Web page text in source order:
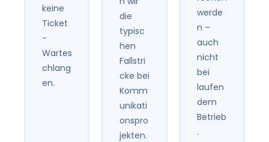
keine
Ticket
-
Wartes
chlang
en.
die
typisc
hen
Fallstri
cke bei
Komm
unikati
onspro
jekten.
werde
n –
auch
nicht
bei
laufen
dem
Betrieb
.